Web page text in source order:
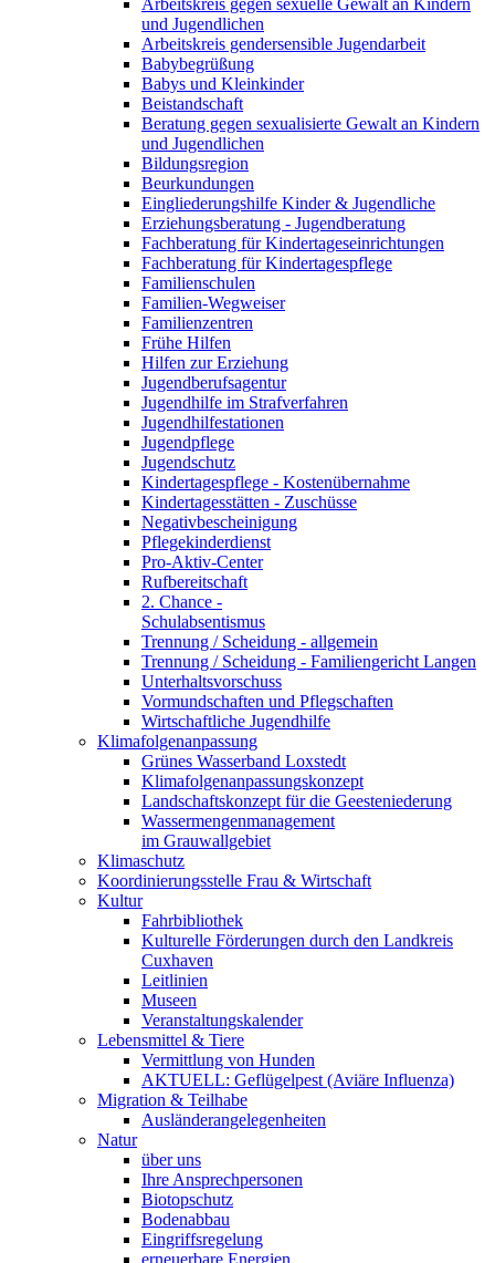
Arbeitskreis gegen sexuelle Gewalt an Kindern
und Jugendlichen
Arbeitskreis gendersensible Jugendarbeit
Babybegrüßung
Babys und Kleinkinder
Beistandschaft
Beratung gegen sexualisierte Gewalt an Kindern
und Jugendlichen
Bildungsregion
Beurkundungen
Eingliederungshilfe Kinder & Jugendliche
Erziehungsberatung - Jugendberatung
Fachberatung für Kindertageseinrichtungen
Fachberatung für Kindertagespflege
Familienschulen
Familien-Wegweiser
Familienzentren
Frühe Hilfen
Hilfen zur Erziehung
Jugendberufsagentur
Jugendhilfe im Strafverfahren
Jugendhilfestationen
Jugendpflege
Jugendschutz
Kindertagespflege - Kostenübernahme
Kindertagesstätten - Zuschüsse
Negativbescheinigung
Pflegekinderdienst
Pro-Aktiv-Center
Rufbereitschaft
2. Chance -
Schulabsentismus
Trennung / Scheidung - allgemein
Trennung / Scheidung - Familiengericht Langen
Unterhaltsvorschuss
Vormundschaften und Pflegschaften
Wirtschaftliche Jugendhilfe
Klimafolgenanpassung
Grünes Wasserband Loxstedt
Klimafolgenanpassungskonzept
Landschaftskonzept für die Geesteniederung
Wassermengenmanagement
im Grauwallgebiet
Klimaschutz
Koordinierungsstelle Frau & Wirtschaft
Kultur
Fahrbibliothek
Kulturelle Förderungen durch den Landkreis
Cuxhaven
Leitlinien
Museen
Veranstaltungskalender
Lebensmittel & Tiere
Vermittlung von Hunden
AKTUELL: Geflügelpest (Aviäre Influenza)
Migration & Teilhabe
Ausländerangelegenheiten
Natur
über uns
Ihre Ansprechpersonen
Biotopschutz
Bodenabbau
Eingriffsregelung
erneuerbare Energien